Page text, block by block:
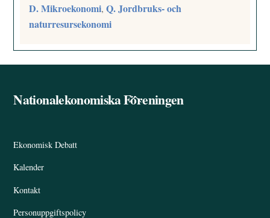
D. Mikroekonomi,Q. Jordbruks- och
naturresursekonomi
Back
Nationalekonomiska Föreningen
Ekonomisk Debatt
Kalender
Kontakt
Personuppgiftspolicy